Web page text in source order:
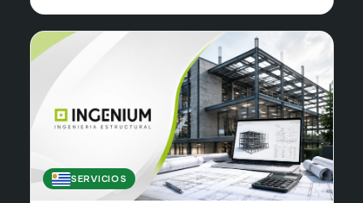
URUGUAY
SERVICIOS